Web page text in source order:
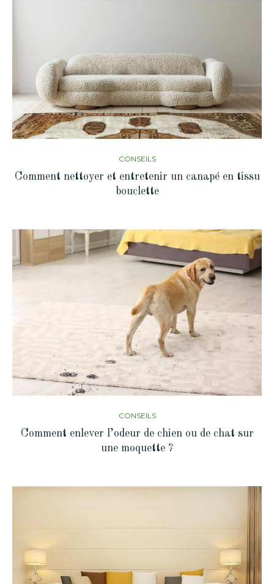
CONSEILS
Comment nettoyer et entretenir un canapé en tissu
bouclette
CONSEILS
Comment enlever l’odeur de chien ou de chat sur
une moquette ?